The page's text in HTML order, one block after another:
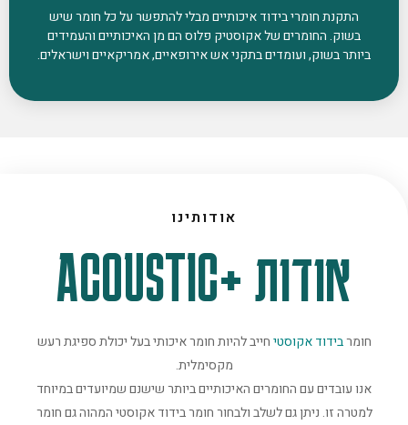
התקנת חומרי בידוד איכותיים מבלי להתפשר על כל חומר שיש
בשוק. החומרים של אקוסטיק פלוס הם מן האיכותיים והעמידים
ביותר בשוק, ועומדים בתקני אש אירופאיים, אמריקאיים וישראלים.
אודותינו
אודות +ACOUSTIC
חומרבידוד אקוסטיחייב להיות חומר איכותי בעל יכולת ספיגת רעש
מקסימלית.
אנו עובדים עם החומרים האיכותיים ביותר שישנם שמיועדים במיוחד
למטרה זו. ניתן גם לשלב ולבחור חומר בידוד אקוסטי המהוה גם חומר